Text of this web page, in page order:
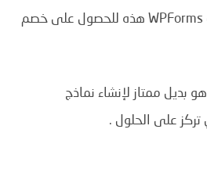
المحتملين. استخدم قسيمة WPForms هذه للحصول على خصم
بديل: Formidable Forms هو بديل ممتاز لإنشاء نماذج